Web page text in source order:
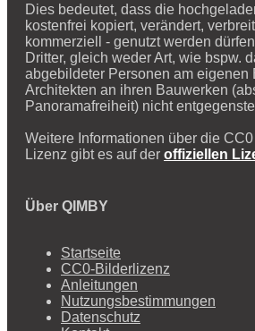
Dies bedeutet, dass die
kostenfrei kopiert, verändert,
kommerziell - genutzt werden
Dritter, gleich weder Art, wie bspw.
abgebildeter Personen am eigenen
Architekten an ihren Bauwerken
Panoramafreiheit) nicht
Weitere Informationen über die
Lizenz gibt es auf der offiziellen
Über QIMBY
Startseite
CC0-Bilderlizenz
Anleitungen
Nutzungsbestimmungen
Datenschutz